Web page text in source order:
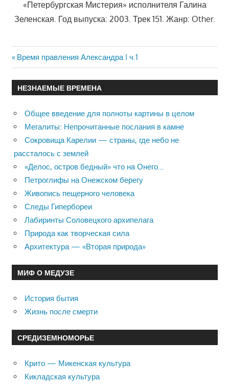
«Петербургская Мистерия» исполнителя Галина
Зеленская. Год выпуска: 2003. Трек 151. Жанр: Other.
Навигация
по
записям
Previous
Post:
Время правления Александра I ч.1
НЕЗНАЕМЫЕ ВРЕМЕНА
Общее введение для полноты картины в целом
Мегалиты: Непрочитанные послания в камне
Сокровища Карелии — страны, где небо не
рассталось с землей
«Делос, остров бедный» что на Онего…
Петроглифы на Онежском берегу
Живопись пещерного человека
Следы Гипербореи
Лабиринты Соловецкого архипелага
Природа как творческая сила
Архитектура — «Вторая природа»
МИФ О МЕДУЗЕ
История бытия
Жизнь после смерти
СРЕДИЗЕМНОМОРЬЕ
Крито — Микенская культура
Кикладская культура